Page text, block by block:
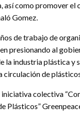
así como promover el
Gomez.
de trabajo de
presionando al
la industria plástica y
circulación de
iniciativa colectiva
Plásticos”